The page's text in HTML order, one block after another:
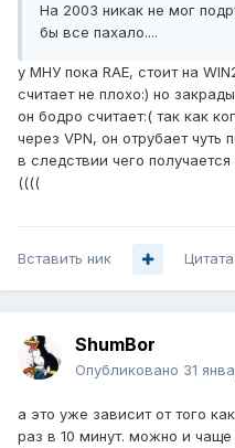
На 2003 никак не мог
бы все пахало....
у МНУ пока RAE, стоит на
считает не плохо:) но
он бодро считает:( так как
через VPN, он отрубает чуть
в следствии чего
((((
Вставить ник Цитата
ShumBor
Опубликовано 31
а это уже зависит от того
раз в 10 минут. можно и чаще